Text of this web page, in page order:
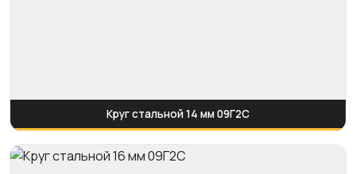
Круг стальной 14 мм 09Г2С